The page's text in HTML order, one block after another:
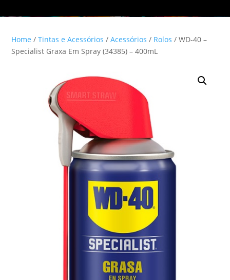
Home /Tintas e Acessórios /Acessórios / Rolos / WD-40 –
Specialist Graxa Em Spray (34385) – 400mL